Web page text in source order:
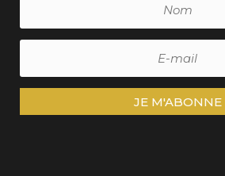
JE M'ABONNE